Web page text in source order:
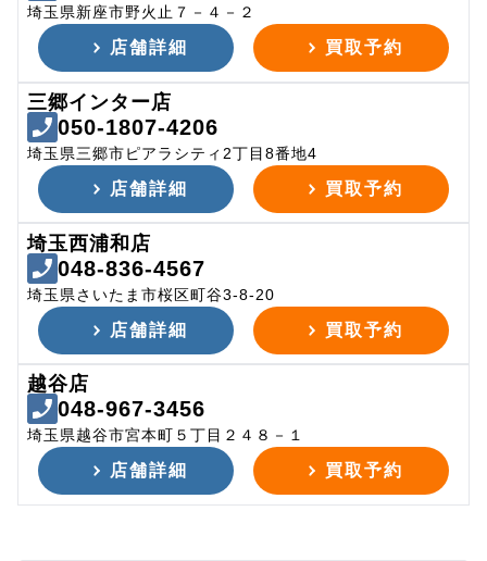
埼玉県新座市野火止７－４－２
店舗詳細 買取予約
三郷インター店
050-1807-4206
埼玉県三郷市ピアラシティ2丁目8番地4
店舗詳細 買取予約
埼玉西浦和店
048-836-4567
埼玉県さいたま市桜区町谷3-8-20
店舗詳細 買取予約
越谷店
048-967-3456
埼玉県越谷市宮本町５丁目２４８－１
店舗詳細 買取予約